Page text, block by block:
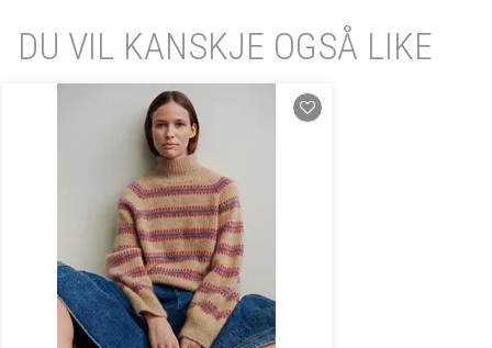
DU VIL KANSKJE OGSÅ LIKE